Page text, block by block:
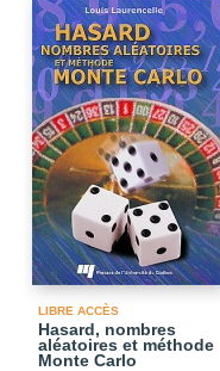
LIBRE ACCÈS
Hasard, nombres
aléatoires et méthode
Monte Carlo